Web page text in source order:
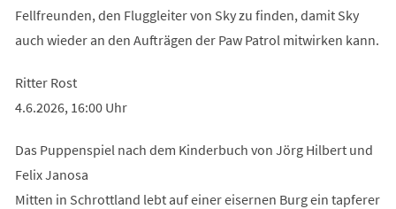
Fellfreunden, den Fluggleiter von Sky zu finden, damit Sky
auch wieder an den Aufträgen der Paw Patrol mitwirken kann.
Ritter Rost
4.6.2026, 16:00 Uhr
Das Puppenspiel nach dem Kinderbuch von Jörg Hilbert und
Felix Janosa
Mitten in Schrottland lebt auf einer eisernen Burg ein tapferer